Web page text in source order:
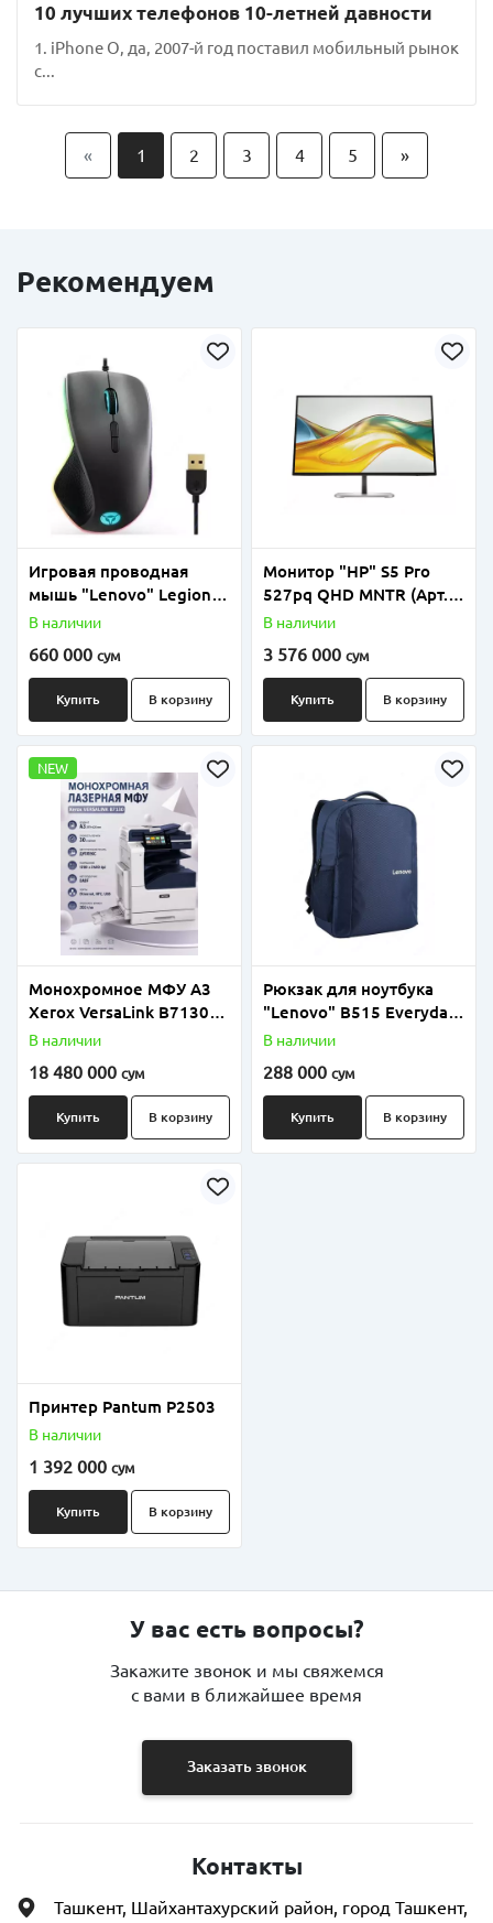
10 лучших телефонов 10-летней давности
1. iPhone О, да, 2007-й год поставил мобильный рынок
с...
« 1 2 3 4 5 »
Рекомендуем
Игровая проводная
мышь "Lenovo" Legion
M500 Mouse WW (Арт. -
В наличии
660 000 сум
Купить В корзину
Монитор "HP" S5 Pro
527pq QHD MNTR (Арт. -
9D9S0UT) Черный/
В наличии
3 576 000 сум
Купить В корзину
NEW
Монохромное МФУ А3
Xerox VersaLink B7130
(Принтер/Копир/Сканер,
Сетевой)
В наличии
18 480 000 сум
Купить В корзину
Рюкзак для ноутбука
"Lenovo" B515 Everyday,
15.6" Blue-ROW (Арт. -
В наличии
288 000 сум
Купить В корзину
Принтер Pantum P2503
В наличии
1 392 000 сум
Купить В корзину
У вас есть вопросы?
Закажите звонок и мы свяжемся
с вами в ближайшее время
Заказать звонок
Контакты
Ташкент, Шайхантахурский район, город Ташкент,